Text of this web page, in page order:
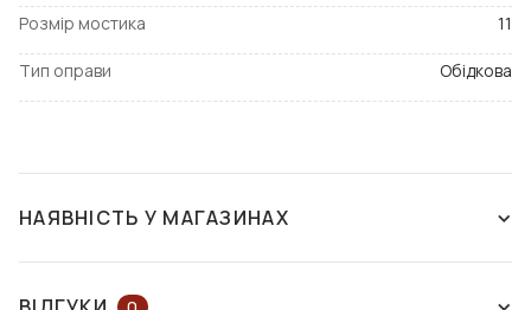
Розмір мостика 11
Тип оправи Обідкова
НАЯВНІСТЬ У МАГАЗИНАХ